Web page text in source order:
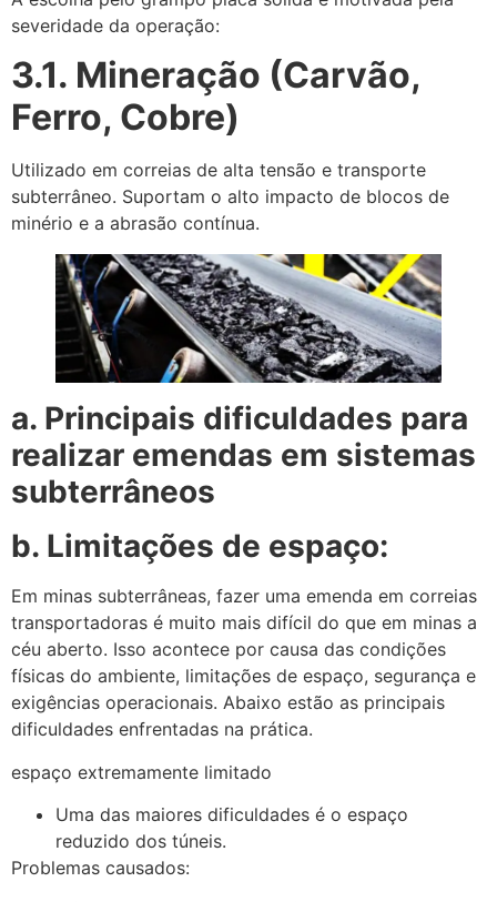
severidade da operação:
3.1. Mineração (Carvão,
Ferro, Cobre)
Utilizado em correias de alta tensão e transporte
subterrâneo. Suportam o alto impacto de blocos de
minério e a abrasão contínua.
a. Principais dificuldades para
realizar emendas em sistemas
subterrâneos
b. Limitações de espaço:
Em minas subterrâneas, fazer uma emenda em correias
transportadoras é muito mais difícil do que em minas a
céu aberto. Isso acontece por causa das condições
físicas do ambiente, limitações de espaço, segurança e
exigências operacionais. Abaixo estão as principais
dificuldades enfrentadas na prática.
espaço extremamente limitado
Uma das maiores dificuldades é o espaço
reduzido dos túneis.
Problemas causados: